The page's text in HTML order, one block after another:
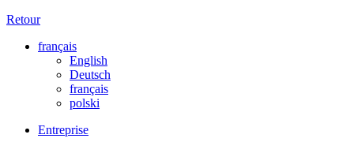
Retour
français
English
Deutsch
français
polski
Entreprise